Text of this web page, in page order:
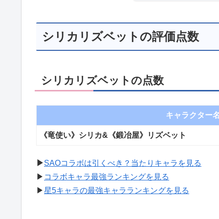
シリカリズベットの評価点数
シリカリズベットの点数
キャラクター名
《竜使い》シリカ&《鍛冶屋》リズベット
▶︎SAOコラボは引くべき？当たりキャラを見る
▶︎ コラボキャラ最強ランキングを見る
▶︎星5キャラの最強キャラランキングを見る